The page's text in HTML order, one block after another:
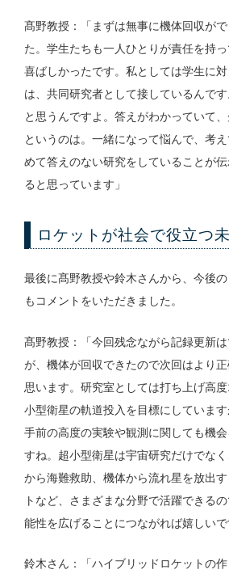
髙野教授：「まずは無事に機体回収が
た。学生たちも一人ひとりが責任を持っ
喜ばしかったです。私としては学生に
は、共同研究者として接しているんで
と思うんですよ。答えがわかっていて
というのは。一緒になって悩んで、考
めて答えのない研究をしていることが
ると思っています」
ロケットが社会で役立つ
最後に髙野教授や鈴木さんから、今後
もコメントをいただきました。
髙野教授：「今回残念ながら記録更新
が、機体が回収できたので次回はより
思います。研究室としては打ち上げ高
小型衛星の軌道投入を目標にしていま
手前の高度の実験や観測に関しても機
すね。超小型衛星は宇宙研究だけでな
から海難救助、機体から流れ星を放出
トなど、さまざまな分野で活躍できる
能性を広げることにつながれば嬉しいで
鈴木さん：「ハイブリッドロケットの